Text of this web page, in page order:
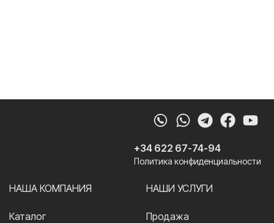
Whatsapp
Telegram
+34 622 67-74-94
Политика конфиденциальности
НАША КОМПАНИЯ
Каталог
НАШИ УСЛУГИ
Продажа